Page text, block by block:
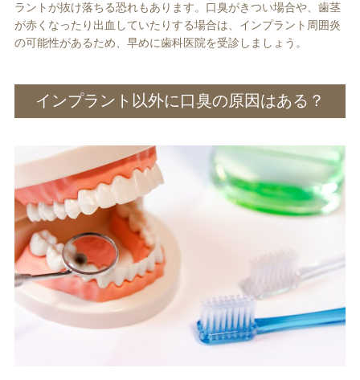
ラントが抜け落ちる恐れもあります。口臭がきつい場合や、歯茎
が赤くなったり出血していたりする場合は、インプラント周囲炎
の可能性があるため、早めに歯科医院を受診しましょう。
インプラント以外に口臭の原因はある？